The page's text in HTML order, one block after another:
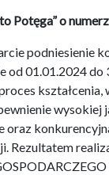
Potęga” o
podniesienie
od 01.01.2024
oraz
Rezultatem